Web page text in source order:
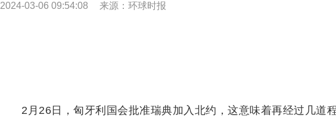
2024-03-06 09:54:08 来源：环球时报
2月26日，匈牙利国会批准瑞典加入北约，这意味着再经过几道